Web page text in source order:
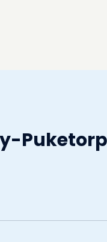
Puketorp